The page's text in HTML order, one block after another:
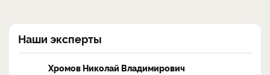
Наши эксперты
Хромов Николай Владимирович